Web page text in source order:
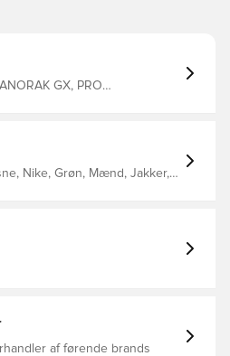
GX, PRO
Nike, Grøn, Mænd, Jakker,
af førende brands